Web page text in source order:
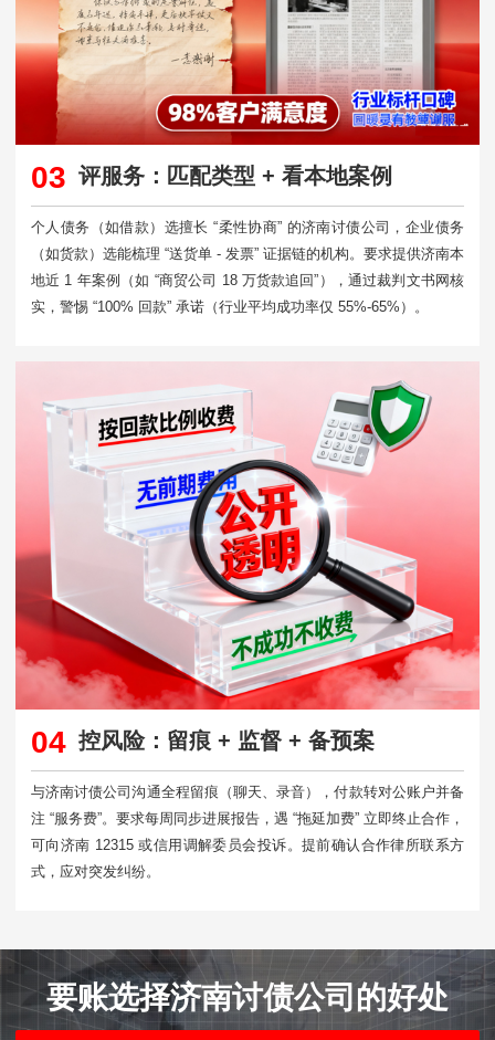
03 评服务：匹配类型 + 看本地案例
个人债务（如借款）选擅长 “柔性协商” 的济南讨债公司，企业债务
（如货款）选能梳理 “送货单 - 发票” 证据链的机构。要求提供济南本
地近 1 年案例（如 “商贸公司 18 万货款追回”），通过裁判文书网核
实，警惕 “100% 回款” 承诺（行业平均成功率仅 55%-65%）。
04 控风险：留痕 + 监督 + 备预案
与济南讨债公司沟通全程留痕（聊天、录音），付款转对公账户并备
注 “服务费”。要求每周同步进展报告，遇 “拖延加费” 立即终止合作，
可向济南 12315 或信用调解委员会投诉。提前确认合作律所联系方
式，应对突发纠纷。​
要账选择济南讨债公司的好处